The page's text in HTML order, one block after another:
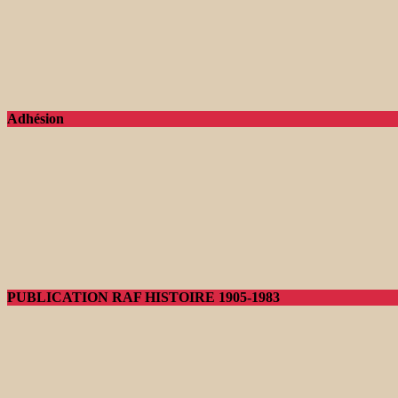
Adhésion
PUBLICATION RAF HISTOIRE 1905-1983